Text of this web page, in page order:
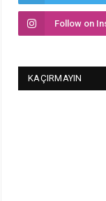
Follow on
KAÇIRMAYIN